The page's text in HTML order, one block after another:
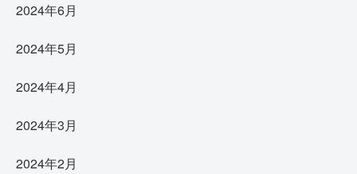
2024年6月
2024年5月
2024年4月
2024年3月
2024年2月